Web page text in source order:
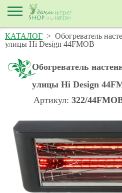
КАТАЛОГ > Обогреватель
улицы Hi Design 44FMOB
Обогреватель
улицы Hi Design
Артикул: 322/